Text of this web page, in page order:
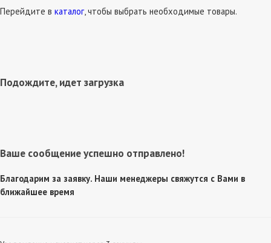
Перейдите в каталог, чтобы выбрать необходимые товары.
Подождите, идет загрузка
Ваше сообщение успешно отправлено!
Благодарим за заявку. Наши менеджеры свяжутся с Вами в
ближайшее время